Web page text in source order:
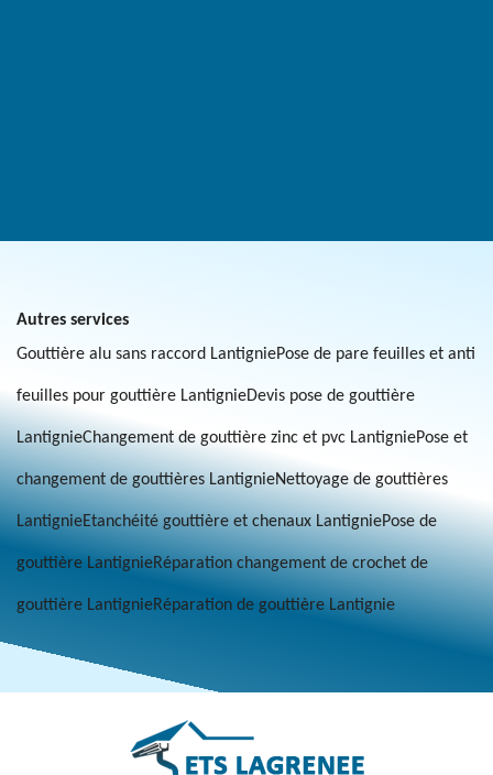
Autres services
Gouttière alu sans raccord LantigniePose de pare feuilles et anti
feuilles pour gouttière LantignieDevis pose de gouttière
LantignieChangement de gouttière zinc et pvc LantigniePose et
changement de gouttières LantignieNettoyage de gouttières
LantignieEtanchéité gouttière et chenaux LantigniePose de
gouttière LantignieRéparation changement de crochet de
gouttière LantignieRéparation de gouttière Lantignie